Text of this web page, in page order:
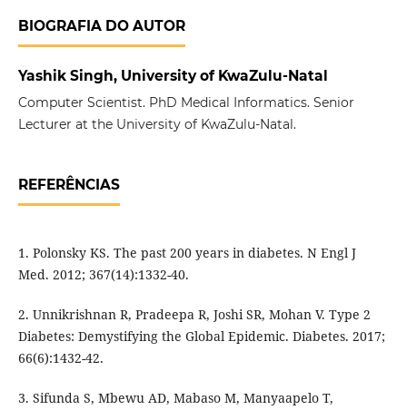
BIOGRAFIA DO AUTOR
Yashik Singh, University of KwaZulu-Natal
Computer Scientist. PhD Medical Informatics. Senior
Lecturer at the University of KwaZulu-Natal.
REFERÊNCIAS
1. Polonsky KS. The past 200 years in diabetes. N Engl J
Med. 2012; 367(14):1332-40.
2. Unnikrishnan R, Pradeepa R, Joshi SR, Mohan V. Type 2
Diabetes: Demystifying the Global Epidemic. Diabetes. 2017;
66(6):1432-42.
3. Sifunda S, Mbewu AD, Mabaso M, Manyaapelo T,